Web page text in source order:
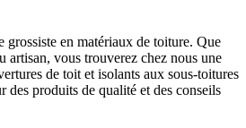
grossiste en matériaux de toiture. Que
artisan, vous trouverez chez nous une
de toit et isolants aux sous-toitures
des produits de qualité et des conseils